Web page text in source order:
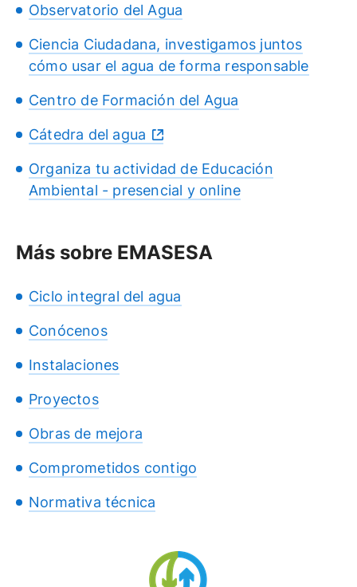
Observatorio del Agua
Ciencia Ciudadana, investigamos juntos
cómo usar el agua de forma responsable
Centro de Formación del Agua
Cátedra del agua
Organiza tu actividad de Educación
Ambiental - presencial y online
Más sobre EMASESA
Ciclo integral del agua
Conócenos
Instalaciones
Proyectos
Obras de mejora
Comprometidos contigo
Normativa técnica